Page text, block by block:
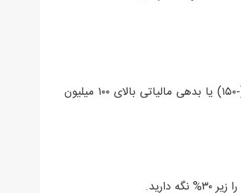
عوامل منفی رایج شامل تاخیر اقساط (بیش از ۶۰ روز: -۱۰۰ امتیاز)، چک برگشتی (-۱۵۰) یا بدهی مالیاتی بالای ۱۰۰ میلیون